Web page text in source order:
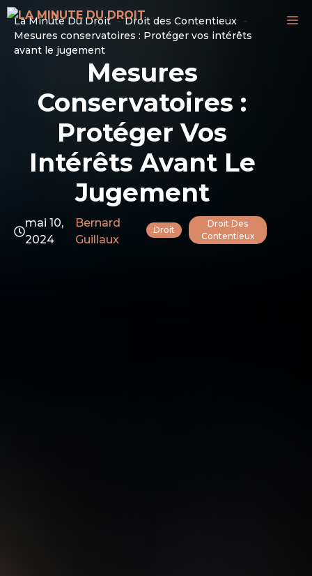
Aller
au
contenu
La Minute Du Droit
Droit des Contentieux
Mesures conservatoires : Protéger vos intérêts
avant le jugement
Mesures
Conservatoires :
Protéger Vos
Intérêts Avant Le
Jugement
mai 10,
2024
Bernard
Guillaux
Droit
Droit Des
Contentieux